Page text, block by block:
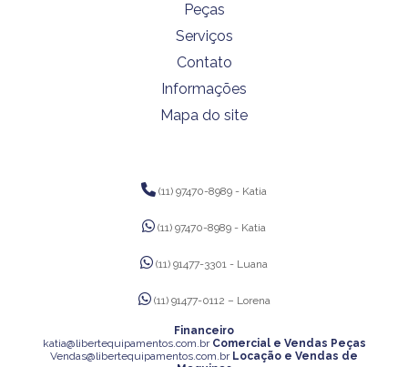
Peças
Serviços
Contato
Informações
Mapa do site
(11) 97470-8989 - Katia
(11) 97470-8989 - Katia
(11) 91477-3301 - Luana
(11) 91477-0112 – Lorena
Financeiro
katia@libertequipamentos.com.br Comercial e Vendas Peças
Vendas@libertequipamentos.com.br Locação e Vendas de